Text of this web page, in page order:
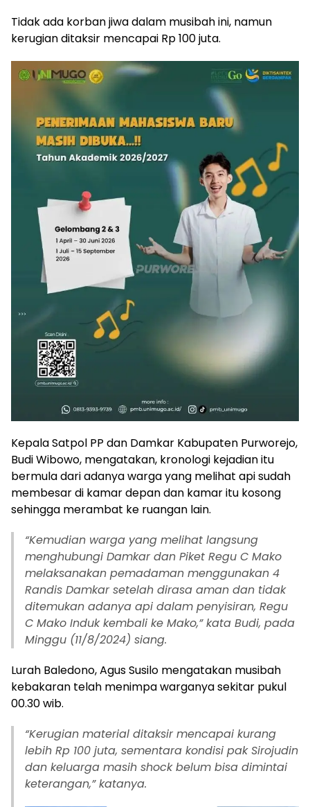
Tidak ada korban jiwa dalam musibah ini, namun
kerugian ditaksir mencapai Rp 100 juta.
Kepala Satpol PP dan Damkar Kabupaten Purworejo,
Budi Wibowo, mengatakan, kronologi kejadian itu
bermula dari adanya warga yang melihat api sudah
membesar di kamar depan dan kamar itu kosong
sehingga merambat ke ruangan lain.
“Kemudian warga yang melihat langsung
menghubungi Damkar dan Piket Regu C Mako
melaksanakan pemadaman menggunakan 4
Randis Damkar setelah dirasa aman dan tidak
ditemukan adanya api dalam penyisiran, Regu
C Mako Induk kembali ke Mako,” kata Budi, pada
Minggu (11/8/2024) siang.
Lurah Baledono, Agus Susilo mengatakan musibah
kebakaran telah menimpa warganya sekitar pukul
00.30 wib.
“Kerugian material ditaksir mencapai kurang
lebih Rp 100 juta, sementara kondisi pak Sirojudin
dan keluarga masih shock belum bisa dimintai
keterangan,” katanya.